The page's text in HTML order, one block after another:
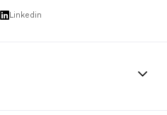
Linkedin